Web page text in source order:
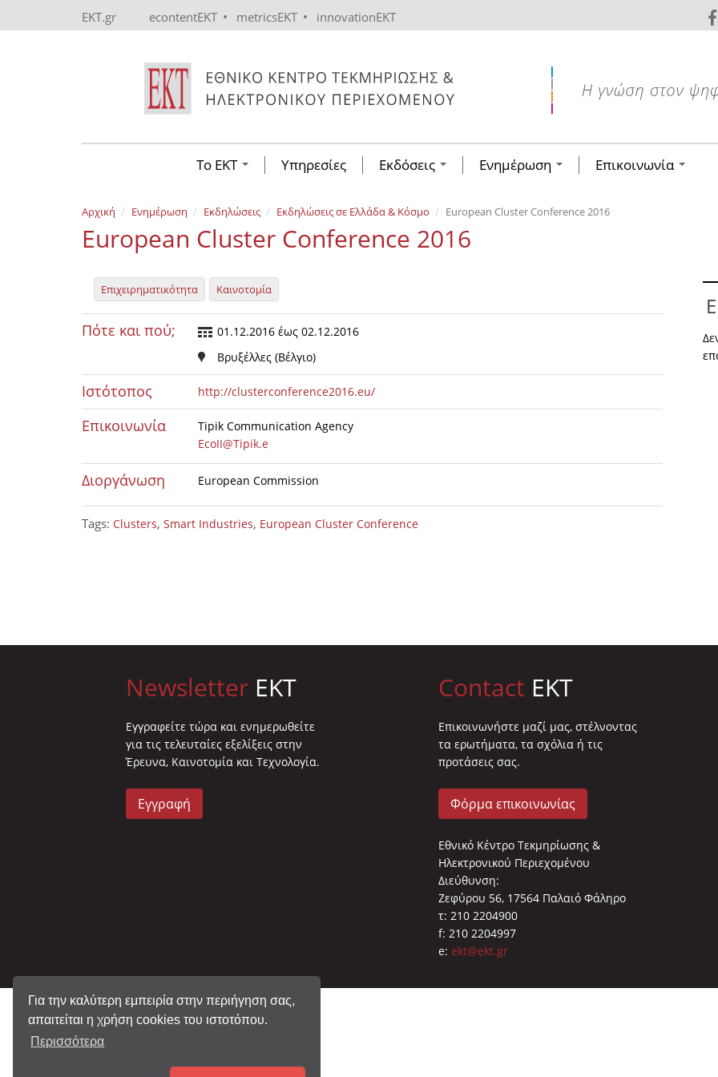
Για την καλύτερη εμπειρία στην περιήγηση σας,
απαιτείται η χρήση cookies του ιστοτόπου.
Περισσότερα
EKT.gr econtentEKT • metricsEKT • innovationEKT
Το ΕΚΤ Υπηρεσίες Εκδόσεις Ενημέρωση Επικοινωνία
Αρχική Ενημέρωση Εκδηλώσεις Εκδηλώσεις σε Ελλάδα & Κόσμο European Cluster Conference 2016
European Cluster Conference 2016
Επιχειρηματικότητα Καινοτομία
Πότε και πού; 01.12.2016 έως 02.12.2016
Βρυξέλλες (Βέλγιο)
Ιστότοπος http://clusterconference2016.eu/
Επικοινωνία
Tipik Communication Agency
EcoII@Tipik.e
Διοργάνωση European Commission
Tags: Clusters, Smart Industries, European Cluster Conference
Newsletter EKT
Eγγραφείτε τώρα και ενημερωθείτε
για τις τελευταίες εξελίξεις στην
Έρευνα, Καινοτομία και Τεχνολογία.
Εγγραφή
Contact EKT
Επικοινωνήστε μαζί μας, στέλνοντας
τα ερωτήματα, τα σχόλια ή τις
προτάσεις σας.
Φόρμα επικοινωνίας
Εθνικό Κέντρο Τεκμηρίωσης &
Ηλεκτρονικού Περιεχομένου
Διεύθυνση:
Ζεφύρου 56, 17564 Παλαιό Φάληρο
τ: 210 2204900
f: 210 2204997
e: ekt@ekt.gr